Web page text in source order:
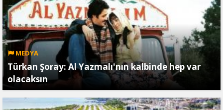
MEDYA
Türkan Şoray: Al Yazmalı'nın kalbinde hep var
olacaksın